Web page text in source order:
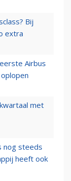
Bij
extra
Airbus
met
nog steeds
heeft ook